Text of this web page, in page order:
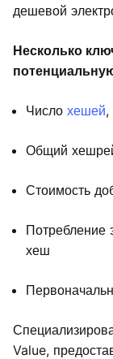
дешевой
Несколько
Число хешей,
Общий
Стоимость
Потребление
хеш
Value,